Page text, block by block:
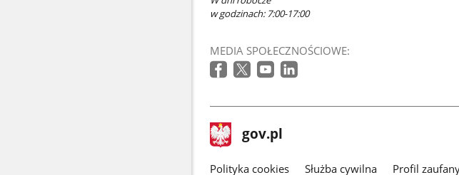
w godzinach: 7:00-17:00
MEDIA SPOŁECZNOŚCIOWE:
stopka
gov.pl Strona
gov.pl
gov.pl
Polityka cookies Służba cywilna Profil